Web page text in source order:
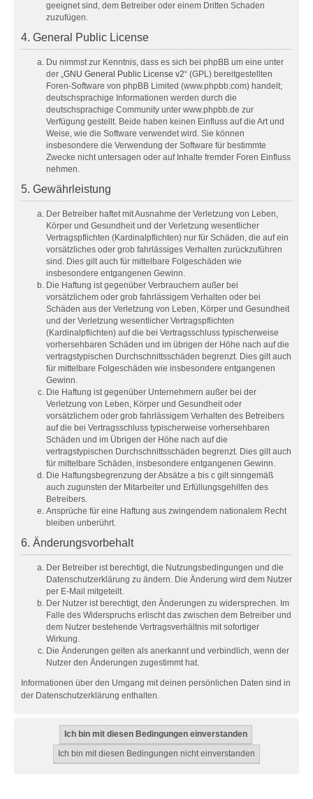
geeignet sind, dem Betreiber oder einem Dritten Schaden
zuzufügen.
4. General Public License
Du nimmst zur Kenntnis, dass es sich bei phpBB um eine unter
der „GNU General Public License v2“ (GPL) bereitgestellten
Foren-Software von phpBB Limited (www.phpbb.com) handelt;
deutschsprachige Informationen werden durch die
deutschsprachige Community unter www.phpbb.de zur
Verfügung gestellt. Beide haben keinen Einfluss auf die Art und
Weise, wie die Software verwendet wird. Sie können
insbesondere die Verwendung der Software für bestimmte
Zwecke nicht untersagen oder auf Inhalte fremder Foren Einfluss
nehmen.
5. Gewährleistung
Der Betreiber haftet mit Ausnahme der Verletzung von Leben,
Körper und Gesundheit und der Verletzung wesentlicher
Vertragspflichten (Kardinalpflichten) nur für Schäden, die auf ein
vorsätzliches oder grob fahrlässiges Verhalten zurückzuführen
sind. Dies gilt auch für mittelbare Folgeschäden wie
insbesondere entgangenen Gewinn.
Die Haftung ist gegenüber Verbrauchern außer bei
vorsätzlichem oder grob fahrlässigem Verhalten oder bei
Schäden aus der Verletzung von Leben, Körper und Gesundheit
und der Verletzung wesentlicher Vertragspflichten
(Kardinalpflichten) auf die bei Vertragsschluss typischerweise
vorhersehbaren Schäden und im übrigen der Höhe nach auf die
vertragstypischen Durchschnittsschäden begrenzt. Dies gilt auch
für mittelbare Folgeschäden wie insbesondere entgangenen
Gewinn.
Die Haftung ist gegenüber Unternehmern außer bei der
Verletzung von Leben, Körper und Gesundheit oder
vorsätzlichem oder grob fahrlässigem Verhalten des Betreibers
auf die bei Vertragsschluss typischerweise vorhersehbaren
Schäden und im Übrigen der Höhe nach auf die
vertragstypischen Durchschnittsschäden begrenzt. Dies gilt auch
für mittelbare Schäden, insbesondere entgangenen Gewinn.
Die Haftungsbegrenzung der Absätze a bis c gilt sinngemäß
auch zugunsten der Mitarbeiter und Erfüllungsgehilfen des
Betreibers.
Ansprüche für eine Haftung aus zwingendem nationalem Recht
bleiben unberührt.
6. Änderungsvorbehalt
Der Betreiber ist berechtigt, die Nutzungsbedingungen und die
Datenschutzerklärung zu ändern. Die Änderung wird dem Nutzer
per E-Mail mitgeteilt.
Der Nutzer ist berechtigt, den Änderungen zu widersprechen. Im
Falle des Widerspruchs erlischt das zwischen dem Betreiber und
dem Nutzer bestehende Vertragsverhältnis mit sofortiger
Wirkung.
Die Änderungen gelten als anerkannt und verbindlich, wenn der
Nutzer den Änderungen zugestimmt hat.
Informationen über den Umgang mit deinen persönlichen Daten sind in
der Datenschutzerklärung enthalten.